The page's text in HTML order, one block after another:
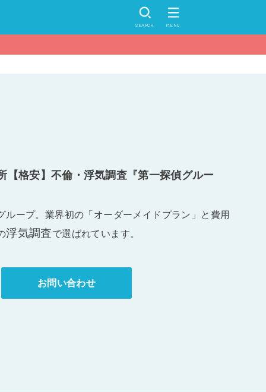
SEARCH MENU
【格安】不倫・浮気調査『第一探偵グルー
ループ。業界初の「オーダーメイドプラン」と費用
浮気調査で選ばれています。
お問い合わせ